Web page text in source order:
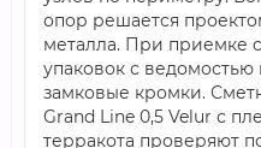
опор решается
металла. При приемке
упаковок с
замковые кромки.
Grand Line 0,5 Velur с
терракота проверяют